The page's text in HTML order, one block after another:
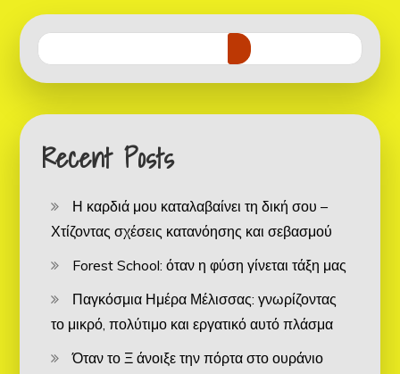
Recent Posts
Η καρδιά μου καταλαβαίνει τη δική σου –
Χτίζοντας σχέσεις κατανόησης και σεβασμού
Forest School: όταν η φύση γίνεται τάξη μας
Παγκόσμια Ημέρα Μέλισσας: γνωρίζοντας
το μικρό, πολύτιμο και εργατικό αυτό πλάσμα
Όταν το Ξ άνοιξε την πόρτα στο ουράνιο